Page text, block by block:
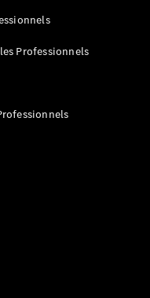
Professionnels